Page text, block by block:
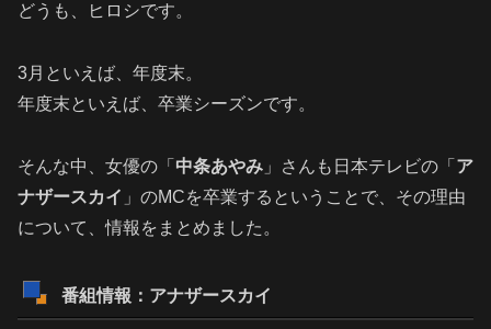
どうも、ヒロシです。
3月といえば、年度末。
年度末といえば、卒業シーズンです。
そんな中、女優の「 中条あやみ 」さんも日本テレビの「 ア
ナザースカイ 」のMCを卒業するということで、その理由
について、情報をまとめました。
番組情報 ：アナザースカイ